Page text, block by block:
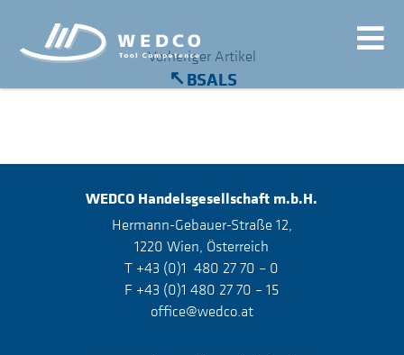
Vorheriger Artikel
BSALS
WEDCO Handelsgesellschaft m.b.H.
Hermann-Gebauer-Straße 12,
1220 Wien, Österreich
T +43 (0)1 480 27 70 – 0
F +43 (0)1 480 27 70 – 15
office@wedco.at